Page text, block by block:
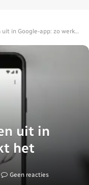
in Google-app: zo werkt het
uit in
het
Geen reacties